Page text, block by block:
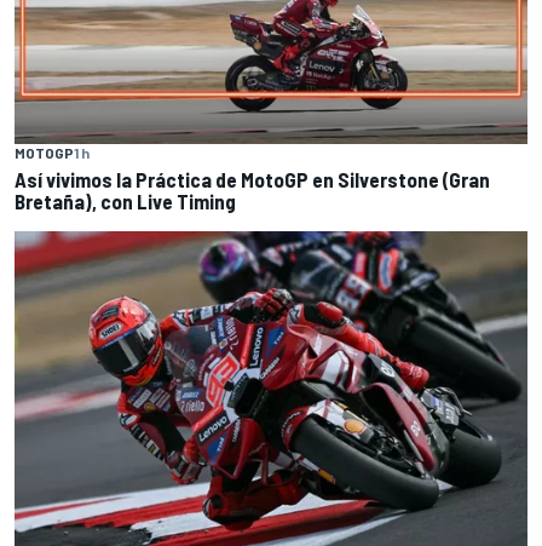
MOTOGP1 h
Así vivimos la Práctica de MotoGP en Silverstone (Gran
Bretaña), con Live Timing